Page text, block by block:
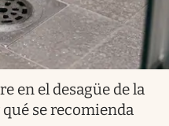
en el desagüe de la
se recomienda